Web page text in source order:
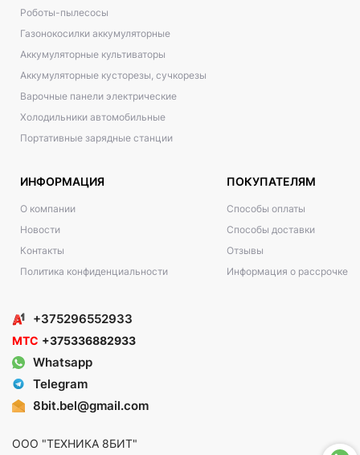
Роботы-пылесосы
Газонокосилки аккумуляторные
Аккумуляторные культиваторы
Аккумуляторные кусторезы, сучкорезы
Варочные панели электрические
Холодильники автомобильные
Портативные зарядные станции
ИНФОРМАЦИЯ
О компании
Новости
Контакты
Политика конфиденциальности
ПОКУПАТЕЛЯМ
Способы оплаты
Способы доставки
Отзывы
Информация о рассрочке
+375296552933
МТС +375336882933
Whatsapp
Telegram
8bit.bel@gmail.com
ООО "ТЕХНИКА 8БИТ"